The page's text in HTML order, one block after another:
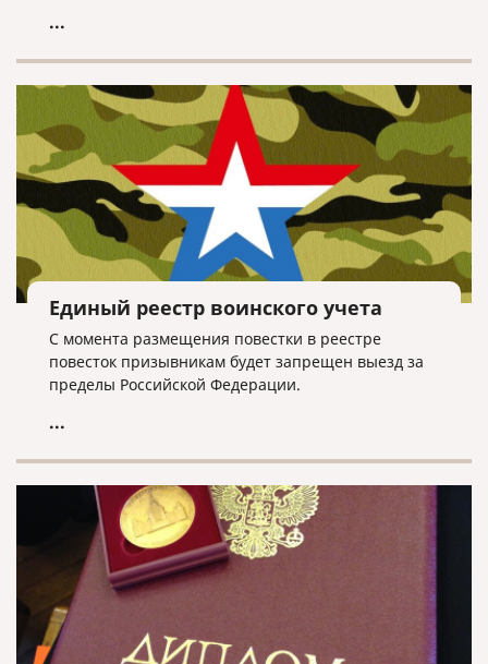
...
Единый реестр воинского учета
С момента размещения повестки в реестре
повесток призывникам будет запрещен выезд за
пределы Российской Федерации.
...